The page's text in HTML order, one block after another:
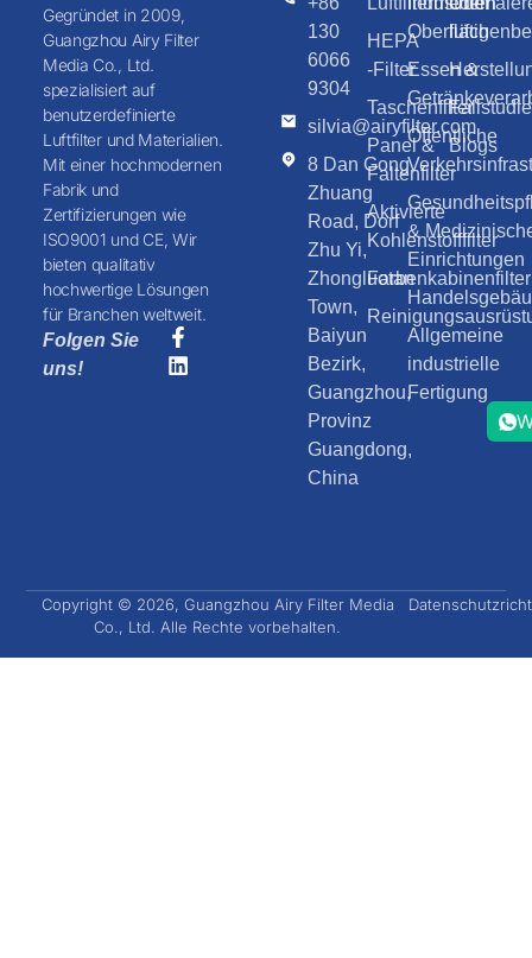
Gegründet in 2009,
Guangzhou Airy Filter
Media Co., Ltd.
spezialisiert auf
benutzerdefinierte
Luftfilter und Materialien.
Mit einer hochmodernen
Fabrik und
Zertifizierungen wie
ISO9001 und CE, Wir
bieten qualitativ
hochwertige Lösungen
für Branchen weltweit.
Folgen Sie
uns!
HEPA
-Filter
Taschenfilter
Panel &
Faltenfilter
Aktivierte
Kohlenstofffilter
Farbenkabinenfilter
Essen &
Öffentliche
&
Einrichtungen
Allgemeine
industrielle
Fertigung
luftig
Blogs
130
6066
9304
silvia@airyfilter.com
8 Dan Gong
Zhuang
Road, Dorf
Zhu Yi,
Zhongluotan
Town,
Baiyun
Bezirk,
Guangzhou,
Provinz
Guangdong,
China
Copyright © 2026, Guangzhou Airy Filter Media
Co., Ltd. Alle Rechte vorbehalten.